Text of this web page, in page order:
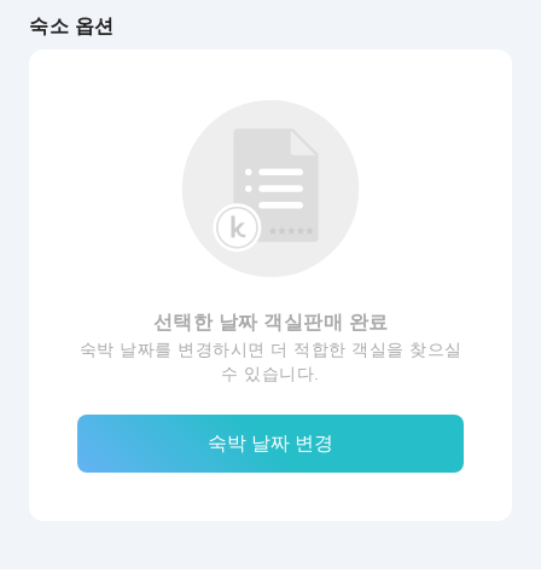
숙소 옵션
선택한 날짜 객실판매 완료
숙박 날짜를 변경하시면 더 적합한 객실을 찾으실
수 있습니다.
숙박 날짜 변경